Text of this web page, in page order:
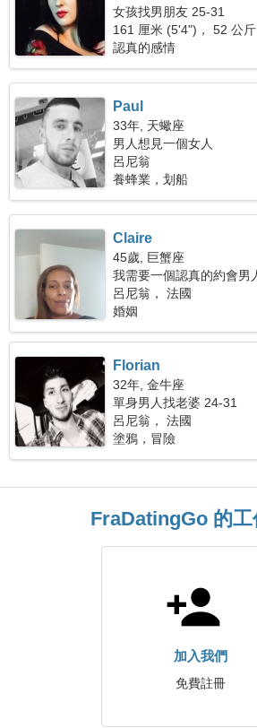
女孩找男朋友 25-31
161 厘米 (5'4")， 52 公
認真的感情
Paul
33年, 天蠍座
男人想見一個女人
呂尼翁
養蜂業，划船
Claire
45歲, 巨蟹座
我需要一個認真的約會男
呂尼翁， 法國
婚姻
Florian
32年, 金牛座
單身男人找老婆 24-31
呂尼翁， 法國
塗鴉，冒險
FraDatingGo 的工
加入我們
免費註冊